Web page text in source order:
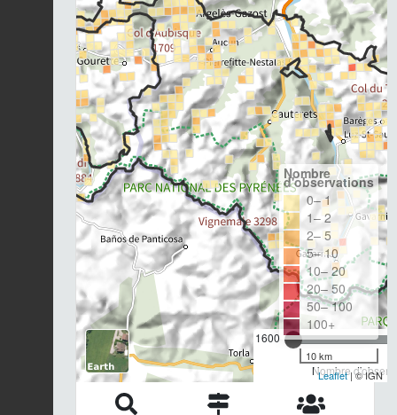
1600
Nombre
Nombre
d'observations
0– 1
1– 2
2– 5
5– 10
10– 20
20– 50
50– 100
100+
10 km
Leaflet| © IGN